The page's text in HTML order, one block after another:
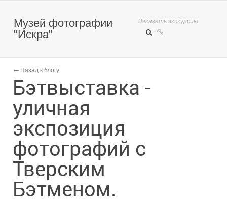
Музей фотографии
"Искра"
Заказать экскурсию
Назад к блогу
Бэтвыставка -
уличная
экспозиция
фотографий с
Тверским
Бэтменом.